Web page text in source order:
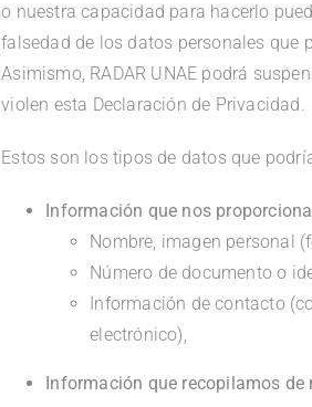
o nuestra capacidad para hacerlo
falsedad de los datos personales que
Asimismo, RADAR UNAE podrá
violen esta Declaración de Privacidad.
Estos son los tipos de datos que
Información que nos
Nombre, imagen personal
Número de documento o
Información de contacto
electrónico),
Información que recopilamos